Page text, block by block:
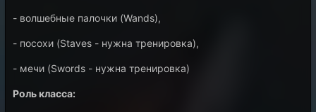
- волшебные палочки (Wands),
- посохи (Staves - нужна тренировка),
- мечи (Swords - нужна тренировка)
Роль класса: